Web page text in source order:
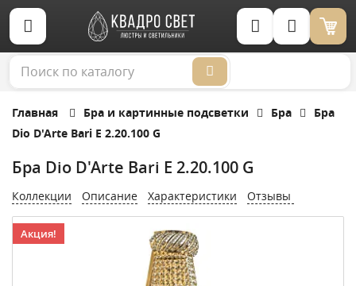
Корзина (0)
Главная Бра и картинные подсветки Бра
Бра
Dio D'Arte Bari E 2.20.100 G
Бра Dio D'Arte Bari E 2.20.100 G
Коллекции Описание Характеристики Отзывы
Акция!